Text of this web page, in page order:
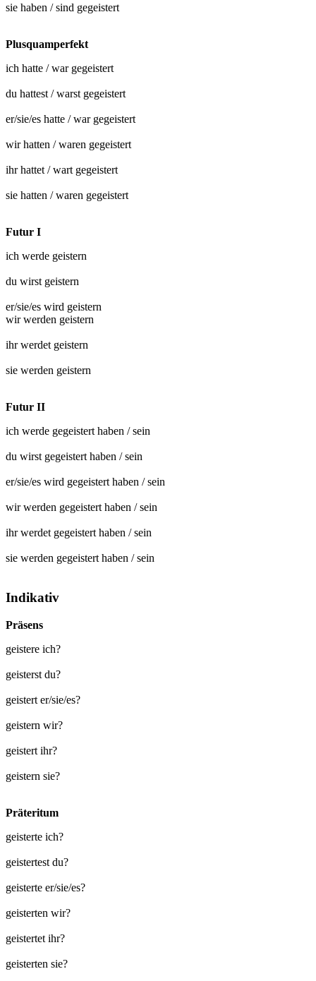
sie haben / sind gegeistert
Plusquamperfekt
ich hatte / war gegeistert
du hattest / warst gegeistert
er/sie/es hatte / war gegeistert
wir hatten / waren gegeistert
ihr hattet / wart gegeistert
sie hatten / waren gegeistert
Futur I
ich werde geistern
du wirst geistern
er/sie/es wird geistern
wir werden geistern
ihr werdet geistern
sie werden geistern
Futur II
ich werde gegeistert haben / sein
du wirst gegeistert haben / sein
er/sie/es wird gegeistert haben / sein
wir werden gegeistert haben / sein
ihr werdet gegeistert haben / sein
sie werden gegeistert haben / sein
Indikativ
Präsens
geistere ich?
geisterst du?
geistert er/sie/es?
geistern wir?
geistert ihr?
geistern sie?
Präteritum
geisterte ich?
geistertest du?
geisterte er/sie/es?
geisterten wir?
geistertet ihr?
geisterten sie?